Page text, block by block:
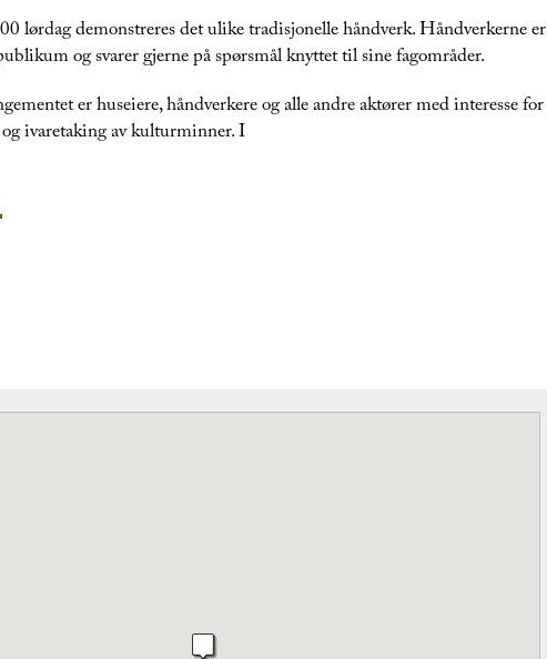
lørdag demonstreres det ulike tradisjonelle håndverk. Håndverkerne er
og svarer gjerne på spørsmål knyttet til sine fagområder.
er huseiere, håndverkere og alle andre aktører med interesse for
ivaretaking av kulturminner. I